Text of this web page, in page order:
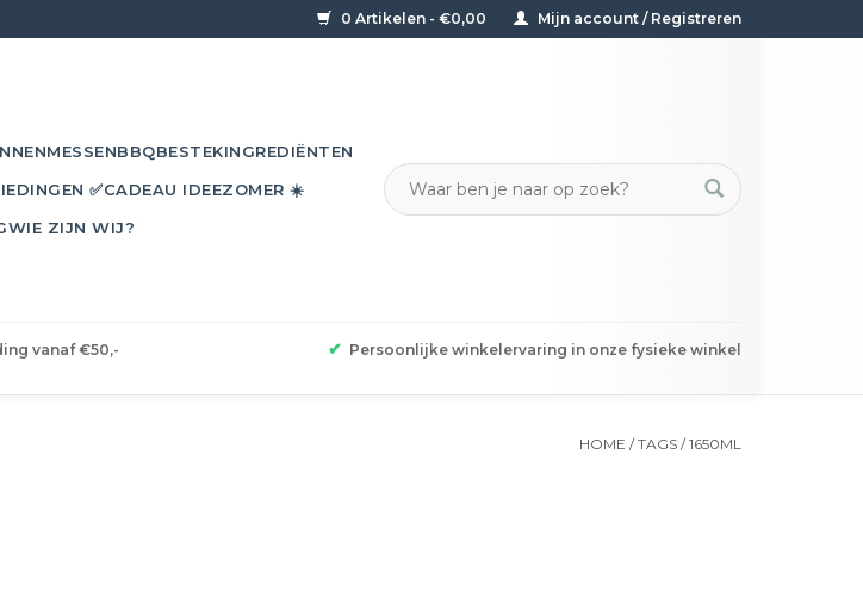
0 Artikelen - €0,00 Mijn account / Registreren
MESSENBBQBESTEKINGREDIËNTEN
✅CADEAU IDEEZOMER ☀️
WIE ZIJN WIJ?
vanaf €50,- ✔ Persoonlijke winkelervaring in onze fysieke winkel
HOME /TAGS /1650ML